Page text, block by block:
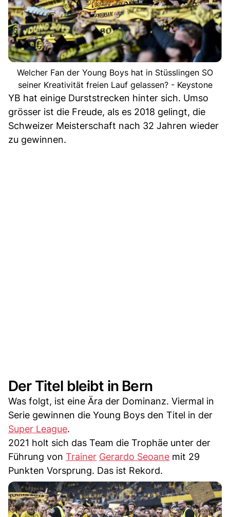
Welcher Fan der Young Boys hat in Stüsslingen SO
seiner Kreativität freien Lauf gelassen? - Keystone
YB hat einige Durststrecken hinter sich. Umso
grösser ist die Freude, als es 2018 gelingt, die
Schweizer Meisterschaft nach 32 Jahren wieder
zu gewinnen.
Der Titel bleibt in Bern
Was folgt, ist eine Ära der Dominanz. Viermal in
Serie gewinnen die Young Boys den Titel in der
Super League.
2021 holt sich das Team die Trophäe unter der
Führung von Trainer Gerardo Seoane mit 29
Punkten Vorsprung. Das ist Rekord.